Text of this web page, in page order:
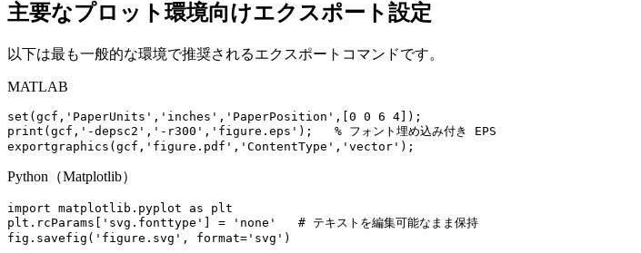
主要なプロット環境向けエクスポート設定
以下は最も一般的な環境で推奨されるエクスポートコマンドです。
MATLAB
set(gcf,'PaperUnits','inches','PaperPosition',[0 0 6 4]);
print(gcf,'-depsc2','-r300','figure.eps');   % フォント埋め込み付き EPS
Python（Matplotlib）
import matplotlib.pyplot as plt
plt.rcParams['svg.fonttype'] = 'none'   # テキストを編集可能なまま保持